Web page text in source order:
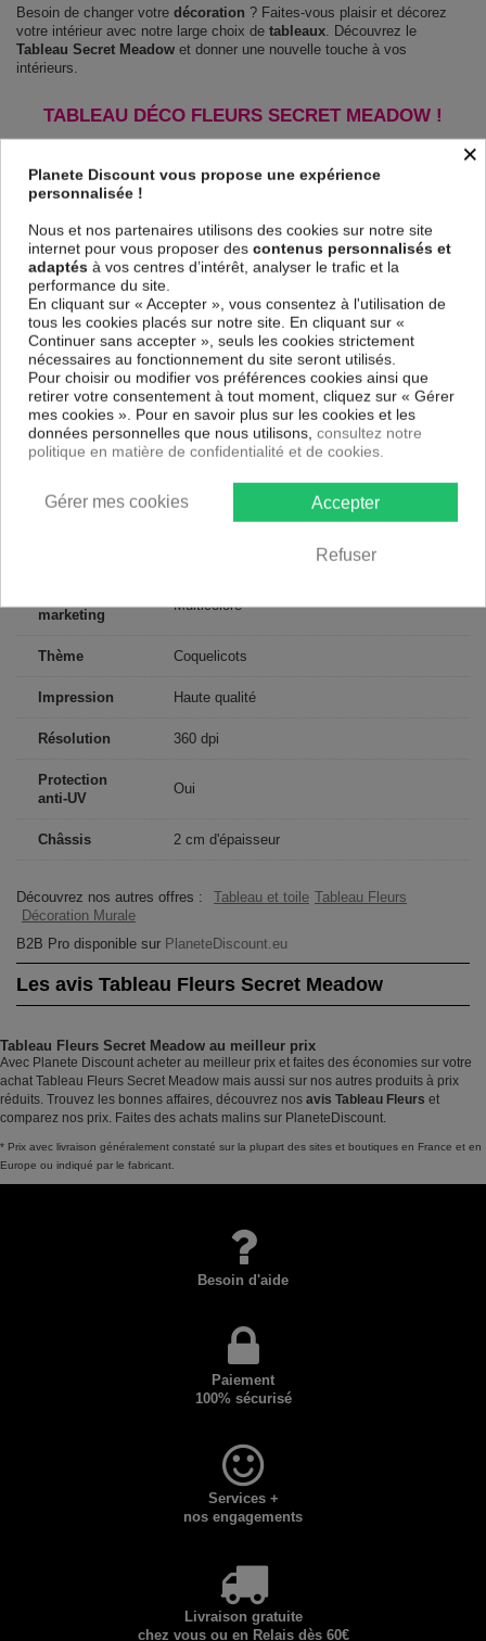
Besoin de changer votre décoration ? Faites-vous plaisir et décorez
votre intérieur avec notre large choix de tableaux. Découvrez le
Tableau Secret Meadow et donner une nouvelle touche à vos
intérieurs.
TABLEAU DÉCO FLEURS SECRET MEADOW !
Le Tableau Secret Meadowest imprimé sur un papier intissé spécial et
de haute qualité qui reflète parfaitement les couleurs avec des détails
parfaitement reproduits. Grâce à une impression jusqu'aux bords sur un
châssis fait de matériaux respectueux de l'environnement, vous pourrez
Le Tableau Fleurs Secret Meadowest résistant aux rayons UV,
inodore et 100 % sûr, parfait même pour la chambre à coucher et la
chambre des enfants.
Notre large choix de tableaux tendances et modernes constituent un
moyen simple et pas cher de donner une nouvelle touche à vos
intérieurs, il y en a pour tous les goût.
Descriptif technique
Matériaux MDF
Collection Art
60x40 cm, 120x80 cm, 90x60 cm
marketing
Multicolore
Thème Coquelicots
Impression Haute qualité
Résolution 360 dpi
Protection
anti-UV
Oui
Châssis 2 cm d'épaisseur
Découvrez nos autres offres : Tableau et toile Tableau Fleurs
Décoration Murale
B2B Pro disponible sur PlaneteDiscount.eu
Les avis Tableau Fleurs Secret Meadow
Tableau Fleurs Secret Meadow au meilleur prix
Avec Planete Discount acheter au meilleur prix et faites des économies sur votre
achat Tableau Fleurs Secret Meadow mais aussi sur nos autres produits à prix
réduits. Trouvez les bonnes affaires, découvrez nos avis Tableau Fleurs et
comparez nos prix. Faites des achats malins sur PlaneteDiscount.
* Prix avec livraison généralement constaté sur la plupart des sites et boutiques en France et en
Europe ou indiqué par le fabricant.
Besoin d'aide
Paiement
100% sécurisé
Services +
nos engagements
Livraison gratuite
chez vous ou en Relais dès 60€
×
Planete Discount vous propose une expérience
personnalisée !
Nous et nos partenaires utilisons des cookies sur notre site
internet pour vous proposer des contenus personnalisés et
adaptés à vos centres d’intérêt, analyser le trafic et la
performance du site.
En cliquant sur « Accepter », vous consentez à l'utilisation de
tous les cookies placés sur notre site. En cliquant sur «
Continuer sans accepter », seuls les cookies strictement
nécessaires au fonctionnement du site seront utilisés.
Pour choisir ou modifier vos préférences cookies ainsi que
retirer votre consentement à tout moment, cliquez sur « Gérer
mes cookies ». Pour en savoir plus sur les cookies et les
données personnelles que nous utilisons, consultez notre
politique en matière de confidentialité et de cookies.
Accepter
Refuser
Gérer mes cookies